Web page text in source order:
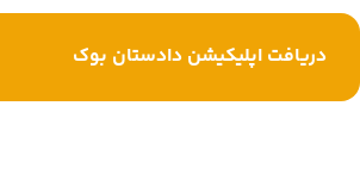
دریافت اپلیکیشن دادستان بوک